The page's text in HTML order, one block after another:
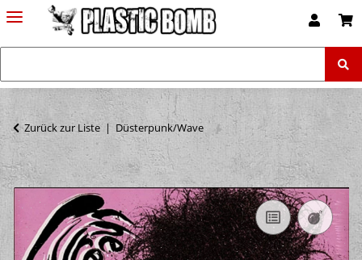
Zurück zur Liste Düsterpunk/Wave